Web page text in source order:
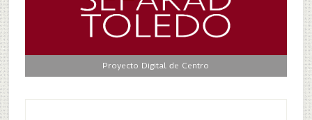
Proyecto Digital de Centro